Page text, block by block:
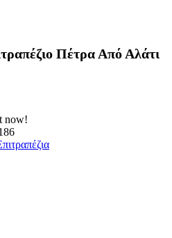
Πέτρα Από Αλάτι
now!